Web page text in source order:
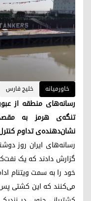
خاورمیانه خلیج فارس
رسانه‌های منطقه از
تنگه‌ی هرمز به
نشان‌دهنده‌ی تداوم کنترل
گزارش دادند که یک
خود را به سمت ویتنام
می‌کنند که این کشتی پس